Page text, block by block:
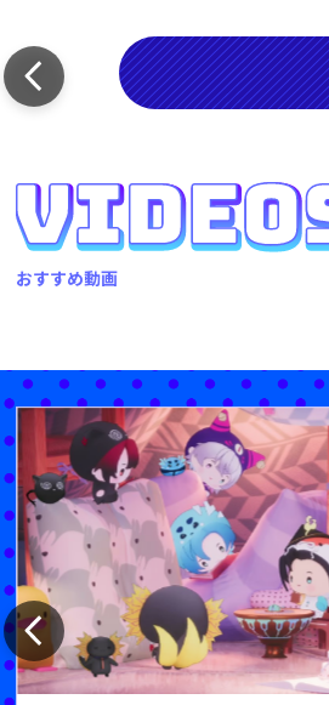
おすすめ動画